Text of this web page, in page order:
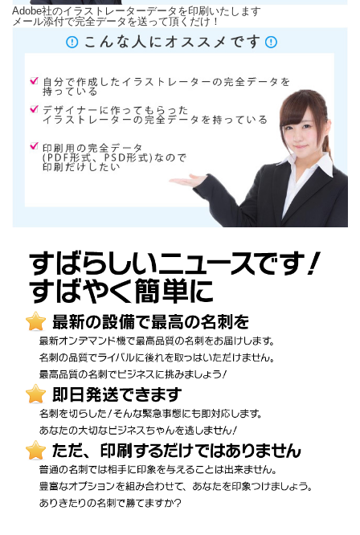
Adobe社のイラストレーターデータを印刷いたします
メール添付で完全データを送って頂くだけ！